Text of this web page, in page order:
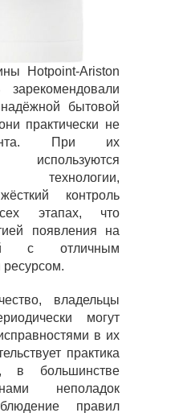
Hotpoint-Ariston
бытовой
практически не
При их
используются
контроль
этапах, что
появления на
с отличным
владельцы
могут
в их
практика
в большинстве
неполадок
правил